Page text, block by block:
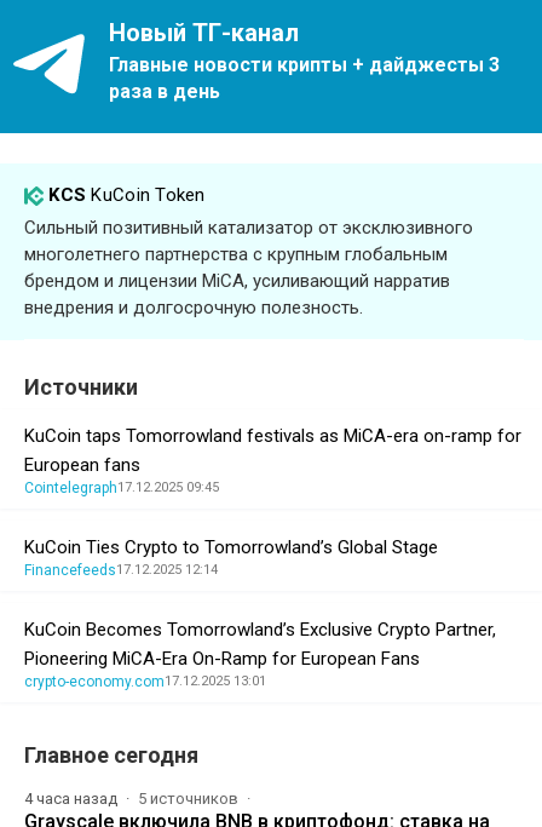
Новый ТГ-канал
Главные новости крипты + дайджесты 3
раза в день
KCSKuCoin Token
Сильный позитивный катализатор от эксклюзивного
многолетнего партнерства с крупным глобальным
брендом и лицензии MiCA, усиливающий нарратив
внедрения и долгосрочную полезность.
Источники
KuCoin taps Tomorrowland festivals as MiCA-era on-ramp for
European fans
Cointelegraph17.12.2025 09:45
KuCoin Ties Crypto to Tomorrowland’s Global Stage
Financefeeds17.12.2025 12:14
KuCoin Becomes Tomorrowland’s Exclusive Crypto Partner,
Pioneering MiCA-Era On-Ramp for European Fans
crypto-economy.com17.12.2025 13:01
Главное сегодня
4 часа назад 5 источников
Grayscale включила BNB в криптофонд: ставка на